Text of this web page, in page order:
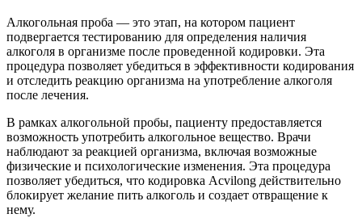
Алкогольная проба — это этап, на котором пациент
подвергается тестированию для определения наличия
алкоголя в организме после проведенной кодировки. Эта
процедура позволяет убедиться в эффективности кодирования
и отследить реакцию организма на употребление алкоголя
после лечения.
В рамках алкогольной пробы, пациенту предоставляется
возможность употребить алкогольное вещество. Врачи
наблюдают за реакцией организма, включая возможные
физические и психологические изменения. Эта процедура
позволяет убедиться, что кодировка Acvilong действительно
блокирует желание пить алкоголь и создает отвращение к
нему.